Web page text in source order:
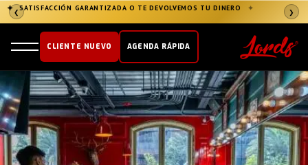
❮ ❯
✦ ÚNETE AL CLUB LORDS → ✦
CLIENTE NUEVO AGENDA RÁPIDA